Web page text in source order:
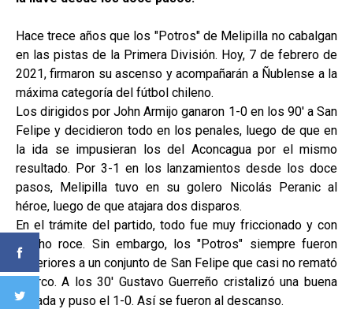
Hace trece años que los "Potros" de Melipilla no cabalgan
en las pistas de la Primera División. Hoy, 7 de febrero de
2021, firmaron su ascenso y acompañarán a Ñublense a la
máxima categoría del fútbol chileno.
Los dirigidos por John Armijo ganaron 1-0 en los 90' a San
Felipe y decidieron todo en los penales, luego de que en
la ida se impusieran los del Aconcagua por el mismo
resultado. Por 3-1 en los lanzamientos desde los doce
pasos, Melipilla tuvo en su golero Nicolás Peranic al
héroe, luego de que atajara dos disparos.
En el trámite del partido, todo fue muy friccionado y con
mucho roce. Sin embargo, los "Potros" siempre fueron
superiores a un conjunto de San Felipe que casi no remató
al arco. A los 30' Gustavo Guerreño cristalizó una buena
llegada y puso el 1-0. Así se fueron al descanso.